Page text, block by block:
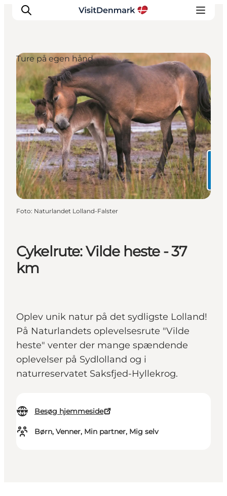
Inspiration
Destinationer
Oplevelser
Overnatning
Planlæg ferien
Cykelrute: Vilde heste - 37
km
Oplev unik natur på det sydligste Lolland!
På Naturlandets oplevelsesrute "Vilde
heste" venter der mange spændende
oplevelser på Sydlolland og i
naturreservatet Saksfjed-Hyllekrog.
Besøg hjemmeside
Børn, Venner, Min partner, Mig selv
Ture på egen hånd
Foto: Naturlandet Lolland-Falster